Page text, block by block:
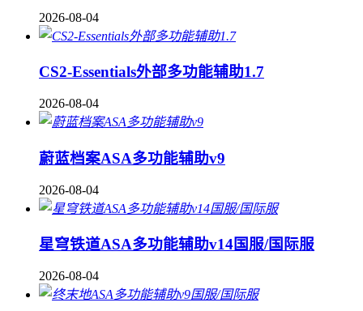
2026-08-04
CS2-Essentials外部多功能辅助1.7
2026-08-04
蔚蓝档案ASA多功能辅助v9
2026-08-04
星穹铁道ASA多功能辅助v14国服/国际服
2026-08-04